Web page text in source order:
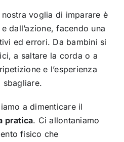
voglia di imparare è
dall’azione, facendo una
ed errori. Da bambini si
a saltare la corda o a
e l’esperienza
sbagliare.
a dimenticare il
pratica. Ci allontaniamo
fisico che